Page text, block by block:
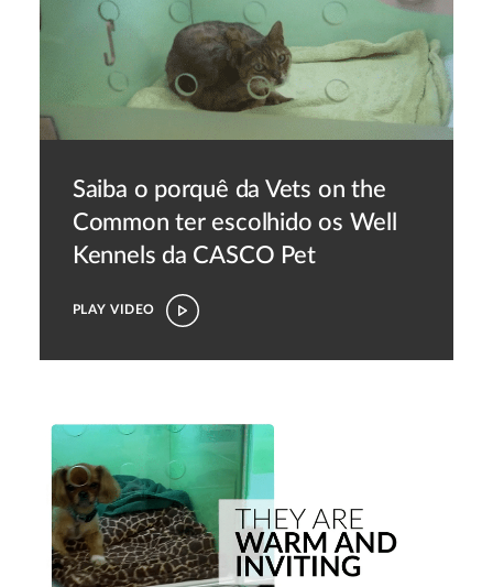
Saiba o porquê da Vets on the
Common ter escolhido os Well
Kennels da CASCO Pet
PLAY VIDEO